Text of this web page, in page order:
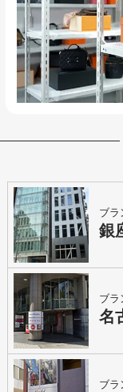
ブラ
銀
ブラ
名
ブラ